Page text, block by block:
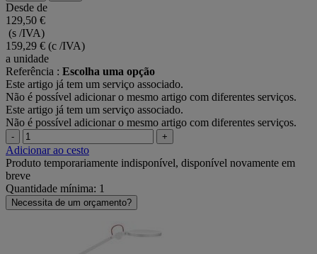
Desde de
129,50 €
(s /IVA)
159,29 € (c /IVA)
a unidade
Referência : Escolha uma opção
Este artigo já tem um serviço associado.
Não é possível adicionar o mesmo artigo com diferentes serviços.
Este artigo já tem um serviço associado.
Não é possível adicionar o mesmo artigo com diferentes serviços.
- +
Adicionar ao cesto
Produto temporariamente indisponível, disponível novamente em
breve
Quantidade mínima: 1
Necessita de um orçamento?